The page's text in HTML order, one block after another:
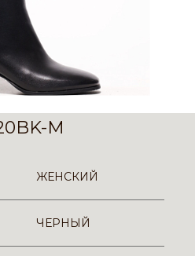
M
ЖЕНСКИЙ
ЧЕРНЫЙ